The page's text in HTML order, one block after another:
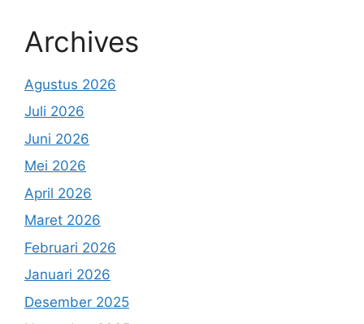
Archives
Agustus 2026
Juli 2026
Juni 2026
Mei 2026
April 2026
Maret 2026
Februari 2026
Januari 2026
Desember 2025